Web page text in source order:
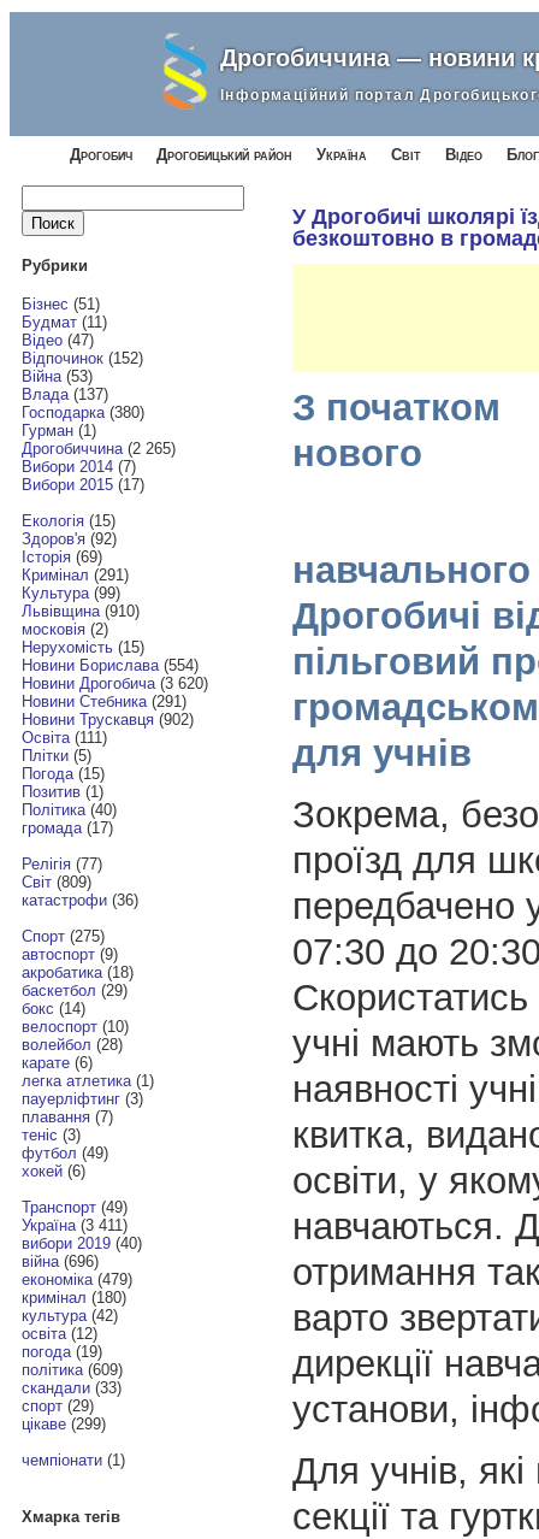
Дрогобиччина — новини
Інформаційний портал
Дрогобич Дрогобицький район Україна Світ Відео
Найти:
Рубрики
Бізнес (51)
Будмат(11)
Відео(47)
Відпочинок(152)
Війна(53)
Влада(137)
Господарка(380)
Гурман(1)
Дрогобиччина(2 265)
Вибори 2014(7)
Вибори 2015(17)
Екологія(15)
Здоров'я(92)
Історія(69)
Кримінал (291)
Культура(99)
Львівщина(910)
московія(2)
Нерухомість(15)
Новини Борислава(554)
Новини Дрогобича(3 620)
Новини Стебника(291)
Новини Трускавця(902)
Освіта(111)
Плітки(5)
Погода(15)
Позитив(1)
Політика(40)
громада(17)
Релігія(77)
Світ(809)
катастрофи(36)
Спорт(275)
автоспорт(9)
акробатика(18)
баскетбол (29)
бокс (14)
велоспорт(10)
волейбол (28)
карате(6)
легка атлетика(1)
пауерліфтинг(3)
плавання(7)
теніс (3)
футбол (49)
хокей(6)
Транспорт(49)
Україна(3 411)
вибори 2019(40)
війна(696)
економіка(479)
кримінал (180)
культура(42)
освіта(12)
погода(19)
політика(609)
скандали(33)
спорт(29)
цікаве(299)
чемпіонати(1)
Хмарка тегів
У Дрогобичі школярі
безкоштовно в
З початком
нового
Дрогобичі
пільговий
для учнів
Зокрема,
проїзд для
передбачено
07:30 до
учні мають
наявності
квитка,
освіти, у
навчаються.
отримання
варто
дирекції
установи,
Для учнів, які
секції та